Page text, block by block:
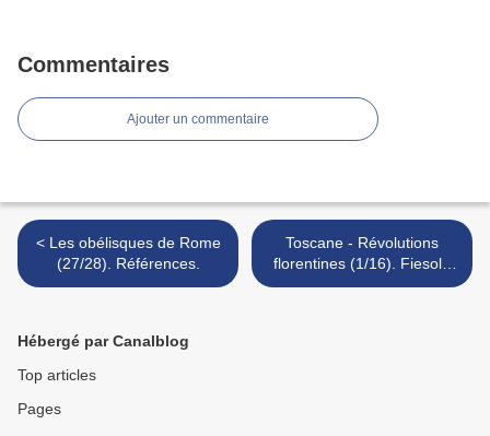
Commentaires
Ajouter un commentaire
< Les obélisques de Rome
(27/28). Références.
Toscane - Révolutions
florentines (1/16). Fiesole
étrusque et romaine. >
Hébergé par Canalblog
Top articles
Pages